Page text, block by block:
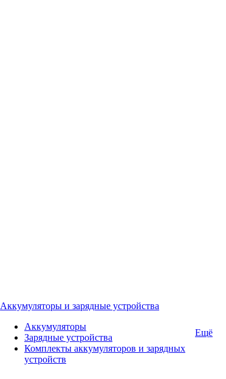
Аккумуляторы и зарядные устройства
Аккумуляторы
Зарядные устройства
Комплекты аккумуляторов и зарядных
устройств
Ещё